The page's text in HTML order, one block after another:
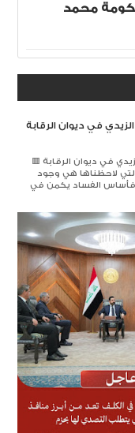
محمد
في ديوان الرقابة
🟥 حديث دولة الرئيس الزيدي في ديوان الرقابة
لاحظناها هي وجود
فأساس الفساد يكمن في